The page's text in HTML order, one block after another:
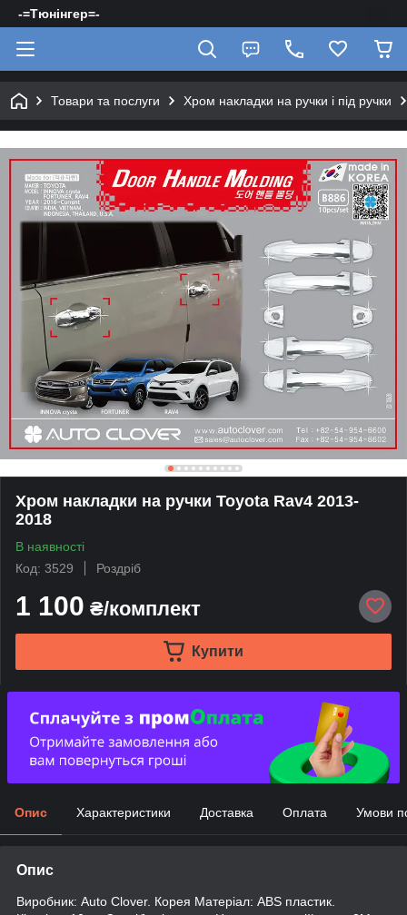
-=Тюнінгер=-
Товари та послуги Хром накладки на ручки і під ручки
Хром накладки на ручки Toyota Rav4 2013-
2018
В наявності
Код: 3529
Роздріб
1 100 ₴/комплект
Купити
Опис Характеристики Доставка Оплата Умови
Опис
Виробник: Auto Clover. Корея Матеріал: ABS пластик.